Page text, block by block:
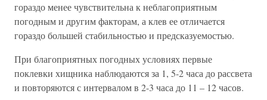
гораздо менее чувствительна к неблагоприятным
погодным и другим факторам, а клев ее отличается
гораздо большей стабильностью и предсказуемостью.
При благоприятных погодных условиях первые
поклевки хищника наблюдаются за 1, 5-2 часа до рассвета
и повторяются с интервалом в 2-3 часа до 11 – 12 часов.